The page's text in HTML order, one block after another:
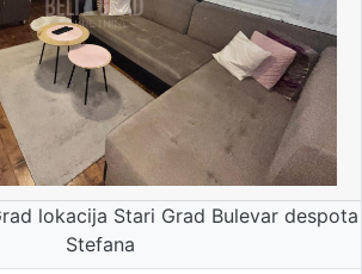
lokacija Stari Grad Bulevar despota
Stefana